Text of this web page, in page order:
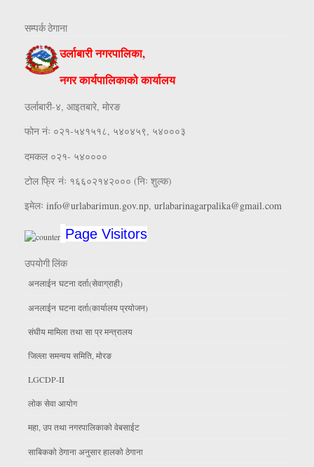
सम्पर्क ठेगाना
उर्लाबारी नगरपालिका,
नगर कार्यपालिकाको कार्यालय
उर्लाबारी-४, आइतबारे, माेरङ
फाेन नंः ०२१-५४१५१८, ५४०४५९, ५४०००३
दमकल ०२१- ५४००००
टोल फ्रि नंः १६६०२१४२००० (निः शुल्क)
इमेलः info@urlabarimun.gov.np, urlabarinagarpalika@gmail.com
Page Visitors
उपयाेगी लिंक
अनलाईन घटना दर्ता(सेवाग्राही)
अनलाईन घटना दर्ता(कार्यालय प्रयाेजन)
संघीय मामिला तथा सा प्र मन्त्रालय
जिल्ला समन्वय समिति, माेरङ
LGCDP-II
लाेक सेवा आयाेग
महा, उप तथा नगरपालिकाकाे वेबसाईट
साबिकको ठेगाना अनुसार हालको ठेगाना